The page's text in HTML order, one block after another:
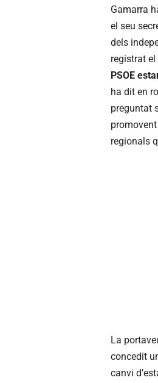
Gamarra
el seu
dels
registrat
PSOE
ha dit en
preguntat
regionals
La
concedit
canvi